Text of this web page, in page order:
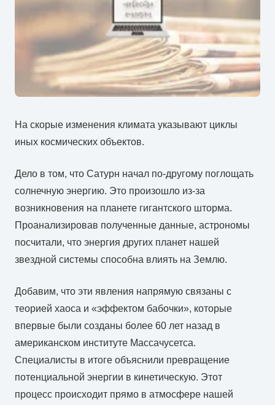
На скорые изменения климата указывают циклы
иных космических объектов.
Дело в том, что Сатурн начал по-другому поглощать
солнечную энергию. Это произошло из-за
возникновения на планете гигантского шторма.
Проанализировав полученные данные, астрономы
посчитали, что энергия других планет нашей
звездной системы способна влиять на Землю.
Добавим, что эти явления напрямую связаны с
теорией хаоса и «эффектом бабочки», которые
впервые были созданы более 60 лет назад в
американском институте Массачусетса.
Специалисты в итоге объяснили превращение
потенциальной энергии в кинетическую. Этот
процесс происходит прямо в атмосфере нашей